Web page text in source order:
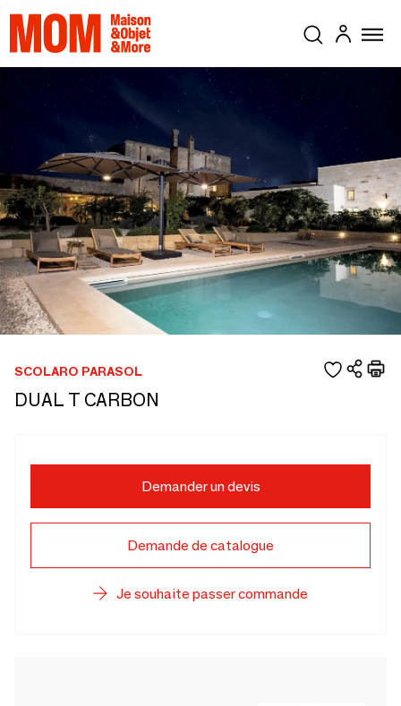
SCOLARO PARASOL
DUAL T CARBON
Demander un devis
Demande de catalogue
Je souhaite passer commande